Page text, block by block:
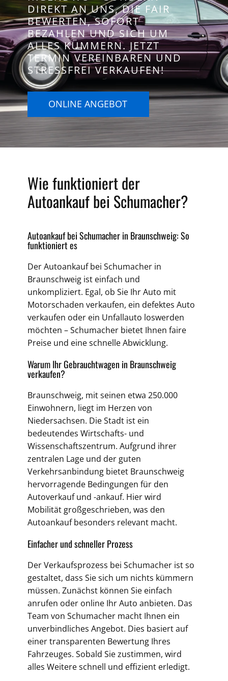
DIREKT AN UNS, DIE FAIR
BEWERTEN, SOFORT
BEZAHLEN UND SICH UM
ALLES KÜMMERN. JETZT
TERMIN VEREINBAREN UND
STRESSFREI VERKAUFEN!
ONLINE ANGEBOT
Wie funktioniert der
Autoankauf bei Schumacher?
Autoankauf bei Schumacher in Braunschweig: So
funktioniert es
Der Autoankauf bei Schumacher in
Braunschweig ist einfach und
unkompliziert. Egal, ob Sie Ihr Auto mit
Motorschaden verkaufen, ein defektes Auto
verkaufen oder ein Unfallauto loswerden
möchten – Schumacher bietet Ihnen faire
Preise und eine schnelle Abwicklung.
Warum Ihr Gebrauchtwagen in Braunschweig
verkaufen?
Braunschweig, mit seinen etwa 250.000
Einwohnern, liegt im Herzen von
Niedersachsen. Die Stadt ist ein
bedeutendes Wirtschafts- und
Wissenschaftszentrum. Aufgrund ihrer
zentralen Lage und der guten
Verkehrsanbindung bietet Braunschweig
hervorragende Bedingungen für den
Autoverkauf und -ankauf. Hier wird
Mobilität großgeschrieben, was den
Autoankauf besonders relevant macht.
Einfacher und schneller Prozess
Der Verkaufsprozess bei Schumacher ist so
gestaltet, dass Sie sich um nichts kümmern
müssen. Zunächst können Sie einfach
anrufen oder online Ihr Auto anbieten. Das
Team von Schumacher macht Ihnen ein
unverbindliches Angebot. Dies basiert auf
einer transparenten Bewertung Ihres
Fahrzeuges. Sobald Sie zustimmen, wird
alles Weitere schnell und effizient erledigt.